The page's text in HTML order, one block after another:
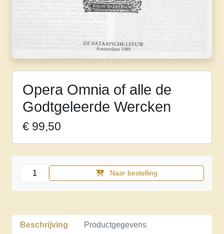
Opera Omnia of alle de
Godtgeleerde Wercken
€ 99,50
Opera
Omnia
of
de
Godtgeleerde
Naar bestelling
Beschrijving Productgegevens